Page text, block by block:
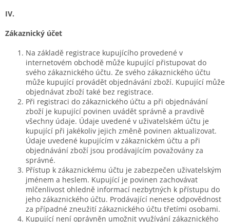
IV.
Zákaznický účet
Na základě registrace kupujícího provedené v
internetovém obchodě může kupující přistupovat do
svého zákaznického účtu. Ze svého zákaznického účtu
může kupující provádět objednávání zboží. Kupující může
objednávat zboží také bez registrace.
Při registraci do zákaznického účtu a při objednávání
zboží je kupující povinen uvádět správně a pravdivě
všechny údaje. Údaje uvedené v uživatelském účtu je
kupující při jakékoliv jejich změně povinen aktualizovat.
Údaje uvedené kupujícím v zákaznickém účtu a při
objednávání zboží jsou prodávajícím považovány za
správné.
Přístup k zákaznickému účtu je zabezpečen uživatelským
jménem a heslem. Kupující je povinen zachovávat
mlčenlivost ohledně informací nezbytných k přístupu do
jeho zákaznického účtu. Prodávající nenese odpovědnost
za případné zneužití zákaznického účtu třetími osobami.
Kupující není oprávněn umožnit využívání zákaznického